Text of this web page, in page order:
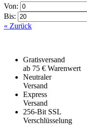
Von:
Bis:
« Zurück
Gratisversand
ab 75 € Warenwert
Neutraler
Versand
Express
Versand
256-Bit SSL
Verschlüsselung